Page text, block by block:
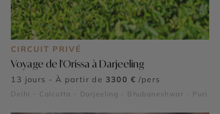
CIRCUIT PRIVÉ
Voyage de l'Orissa à Darjeeling
13 jours - À partir de 3300 € /pers
Delhi - Calcutta - Darjeeling - Bhubaneshwar - Puri